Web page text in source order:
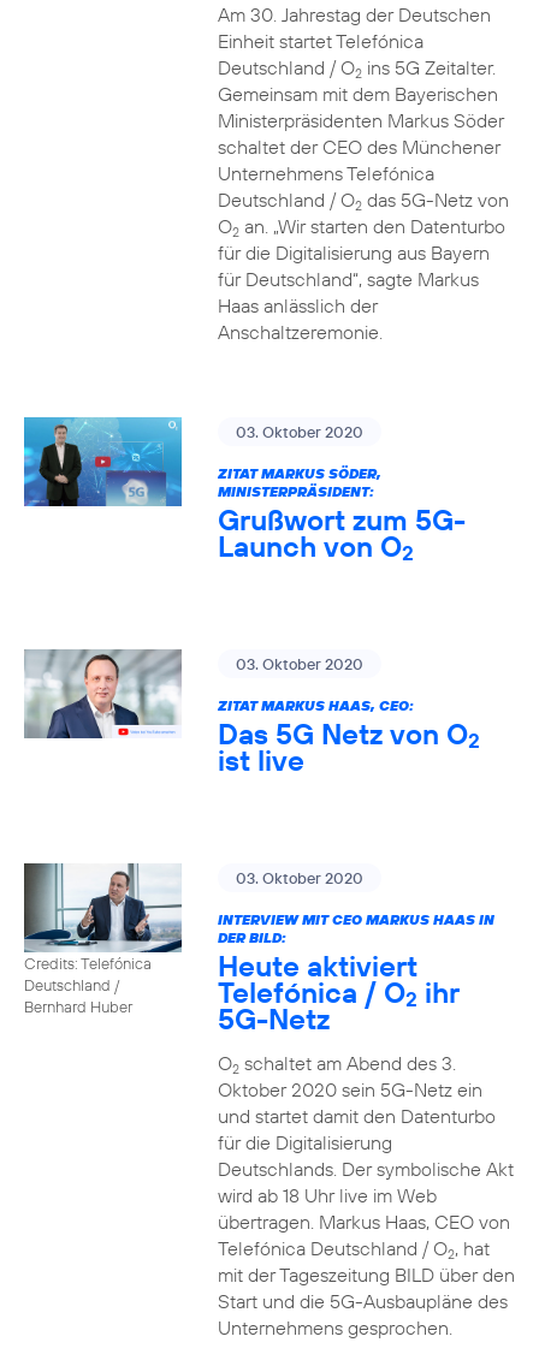
Am 30. Jahrestag der Deutschen
Einheit startet Telefónica
Deutschland / O2ins 5G Zeitalter.
Gemeinsam mit dem Bayerischen
Ministerpräsidenten Markus Söder
schaltet der CEO des Münchener
Unternehmens Telefónica
Deutschland / O2das 5G-Netz von
O2an. „Wir starten den Datenturbo
für die Digitalisierung aus Bayern
für Deutschland“, sagte Markus
Haas anlässlich der
Anschaltzeremonie.
03. Oktober 2020
ZITAT MARKUS SÖDER,
MINISTERPRÄSIDENT:
Grußwort zum 5G-
Launch von O2
03. Oktober 2020
ZITAT MARKUS HAAS, CEO:
Das 5G Netz von O2
ist live
Credits: Telefónica
Deutschland /
Bernhard Huber
03. Oktober 2020
INTERVIEW MIT CEO MARKUS HAAS IN
DER BILD:
Heute aktiviert
Telefónica / O2 ihr
5G-Netz
O2schaltet am Abend des 3.
Oktober 2020 sein 5G-Netz ein
und startet damit den Datenturbo
für die Digitalisierung
Deutschlands. Der symbolische Akt
wird ab 18 Uhr live im Web
übertragen. Markus Haas, CEO von
Telefónica Deutschland / O2, hat
mit der Tageszeitung BILD über den
Start und die 5G-Ausbaupläne des
Unternehmens gesprochen.